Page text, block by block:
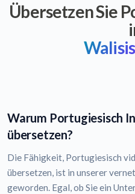
Übersetzen Sie
Warum Portugiesisch
übersetzen?
Die Fähigkeit, Portugiesisch
übersetzen, ist in unserer
geworden. Egal, ob Sie ein